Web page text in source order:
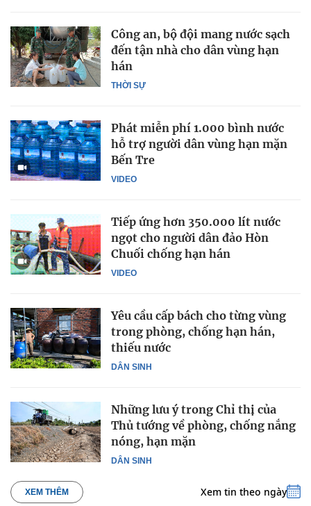
THỜI SỰ
Công an, bộ đội mang nước sạch
đến tận nhà cho dân vùng hạn
hán
VIDEO
Phát miễn phí 1.000 bình nước
hỗ trợ người dân vùng hạn mặn
Bến Tre
VIDEO
Tiếp ứng hơn 350.000 lít nước
ngọt cho người dân đảo Hòn
Chuối chống hạn hán
DÂN SINH
Yêu cầu cấp bách cho từng vùng
trong phòng, chống hạn hán,
thiếu nước
DÂN SINH
Những lưu ý trong Chỉ thị của
Thủ tướng về phòng, chống nắng
nóng, hạn mặn
XEM THÊM Xem tin theo ngày